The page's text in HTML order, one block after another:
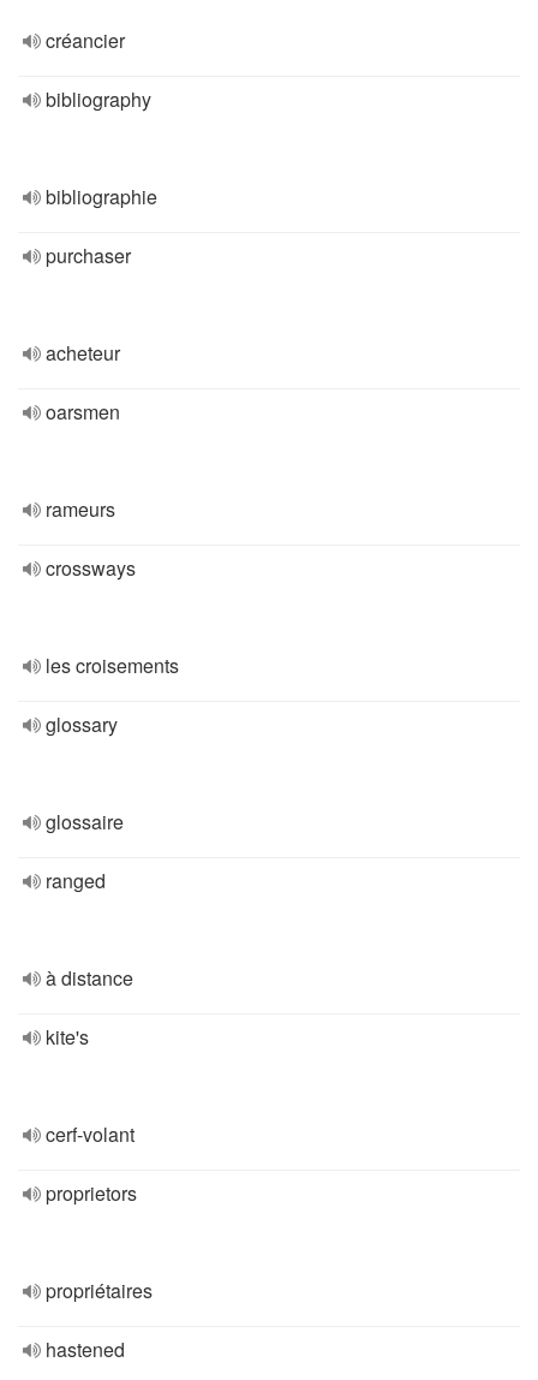
créancier
bibliography
bibliographie
purchaser
acheteur
oarsmen
rameurs
crossways
les croisements
glossary
glossaire
ranged
à distance
kite's
cerf-volant
proprietors
propriétaires
hastened